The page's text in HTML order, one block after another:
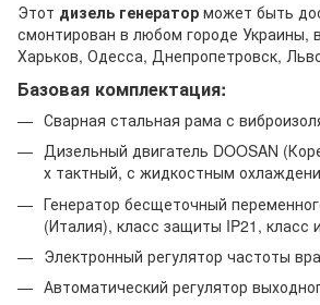
Этот дизель генератор может быть
смонтирован в любом городе Украины,
Харьков, Одесса, Днепропетровск,
Базовая комплектация:
Сварная стальная рама с
Дизельный двигатель DOOSAN
х тактный, с жидкостным
Генератор бесщеточный
(Италия), класс защиты IP21, класс
Электронный регулятор частоты
Автоматический регулятор